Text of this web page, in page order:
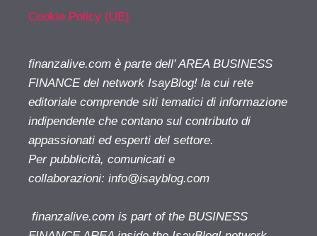
Cookie Policy (UE)
finanzalive.com è parte dell' AREA BUSINESS
FINANCE del network IsayBlog! la cui rete
editoriale comprende siti tematici di informazione
indipendente che contano sul contributo di
appassionati ed esperti del settore.
Per pubblicità, comunicati e
collaborazioni: info@isayblog.com
finanzalive.com is part of the BUSINESS